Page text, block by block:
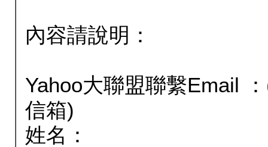
內容請說明：
Yahoo大聯盟聯繫Email
信箱)
姓名：